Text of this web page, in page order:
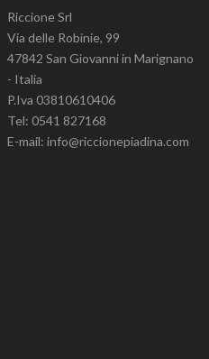
Riccione Srl
Via delle Robinie, 99
47842 San Giovanni in Marignano
- Italia
P.Iva 03810610406
Tel: 0541 827168
E-mail: info@riccionepiadina.com